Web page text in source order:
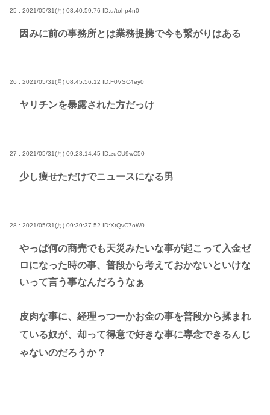
25 : 2021/05/31(月) 08:40:59.76 ID:u/tohp4n0
因みに前の事務所とは業務提携で今も繋がりはある
26 : 2021/05/31(月) 08:45:56.12 ID:F0VSC4ey0
ヤリチンを暴露された方だっけ
27 : 2021/05/31(月) 09:28:14.45 ID:zuCU9wC50
少し痩せただけでニュースになる男
28 : 2021/05/31(月) 09:39:37.52 ID:XtQvC7oW0
やっぱ何の商売でも天災みたいな事が起こって入金ゼ
ロになった時の事、普段から考えておかないといけな
いって言う事なんだろうなぁ
皮肉な事に、経理っつーかお金の事を普段から揉まれ
ている奴が、却って得意で好きな事に専念できるんじ
ゃないのだろうか？